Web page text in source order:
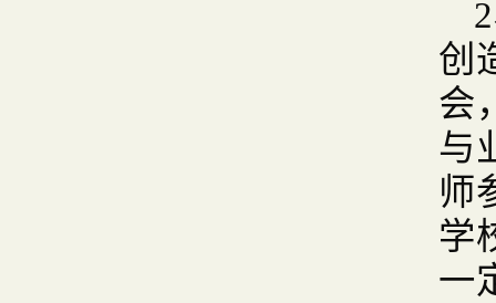
创
会
与
师
学
一